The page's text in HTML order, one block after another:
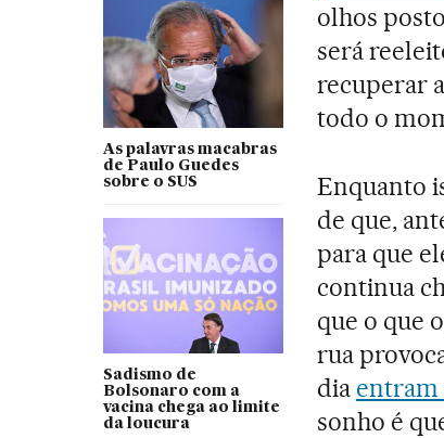
As palavras macabras
de Paulo Guedes
sobre o SUS
Sadismo de
Bolsonaro com a
vacina chega ao limite
da loucura
olhos
será
recuperar
todo o
Enquanto
de que,
para que
continua
que o que
rua
dia entram
sonho é